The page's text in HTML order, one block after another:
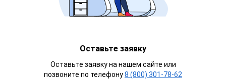
Оставьте заявку
Оставьте заявку на нашем сайте или
позвоните по телефону8 (800) 301-78-62